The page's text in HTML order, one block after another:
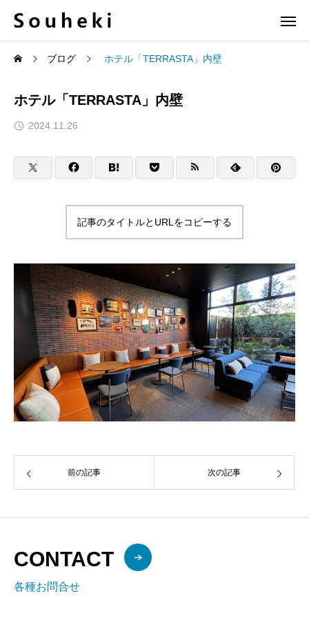
ブログ ホテル「TERRASTA」内壁
ホテル「TERRASTA」内壁
2024.11.26
記事のタイトルとURLをコピーする
前の記事 次の記事
CONTACT
各種お問合せ